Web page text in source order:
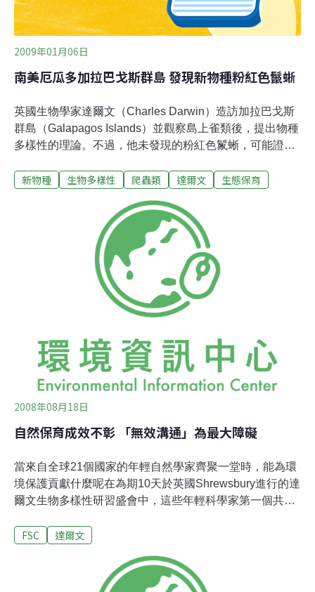
2009年01月06日
南美厄瓜多加拉巴戈斯群島 發現新物種粉紅色鬣蜥
英國生物學家達爾文（Charles Darwin）造訪加拉巴戈斯
群島（Galapagos Islands）並觀察島上雀類後，提出物種
多樣性的理論。不過，他未發現的粉紅色鬣蜥，可能證實
（University Tor Vergata）的詹蒂列（Gabriele Gentile）
種全新物種。人類在1986年首度發現粉紅色鬣蜥，之後僅
數度再發現其蹤跡。這項研究並使人類更深入地了解偏遠
島嶼物種的進化過程。這些物種與數百萬年前相差無幾，
且是達爾文天擇進化論的靈感來源。其中許多物種只存在
於加拉巴戈斯群島。達爾文1835年造訪加拉巴戈斯群島時
觀察到，分布在約100個島嶼上的雀類具有各種不同形狀
的喙部。這項觀察是形成其進化理論的關鍵要點。
新物種 生物多樣性 爬蟲類 達爾文 生態保育
2008年08月18日
自然保育成效不彰 「無效溝通」為最大障礙
當來自全球21個國家的年輕自然學家齊聚一堂時，能為環
境保護貢獻什麼呢在為期10天於英國Shrewsbury進行的達
爾文生物多樣性研習盛會中，這些年輕科學家第一個共識
身於環境保護行列，學校開設了各樣環境課程，博物館也
們的環境呢？在研習中，所有參與者都對自己國家的環境
狀況不滿意，雖然成果不如預期，不過，認清自己目前的
FSC 達爾文